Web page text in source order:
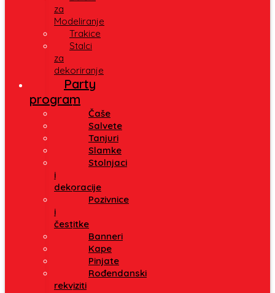
za
Modeliranje
Trakice
Stalci
za
dekoriranje
Party
program
Čaše
Salvete
Tanjuri
Slamke
Stolnjaci
i
dekoracije
Pozivnice
i
čestitke
Banneri
Kape
Pinjate
Rođendanski
rekviziti